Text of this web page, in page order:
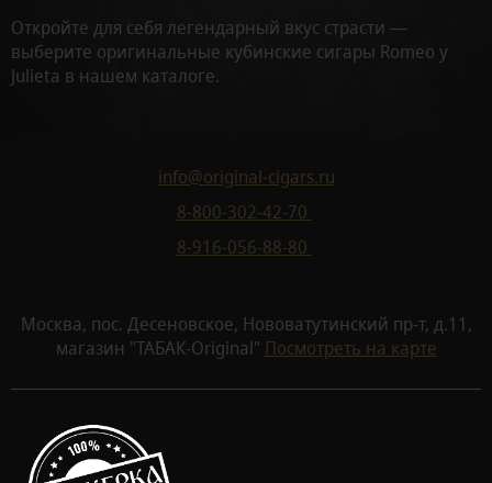
Откройте для себя легендарный вкус страсти —
выберите оригинальные кубинские сигары Romeo y
Julieta в нашем каталоге.
info@original-cigars.ru
8-800-302-42-70
8-916-056-88-80
Москва, пос. Десеновское, Нововатутинский пр-т, д.11,
магазин "ТАБАК-Original" Посмотреть на карте